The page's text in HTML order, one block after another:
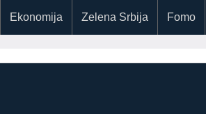
Ekonomija Zelena Srbija Fomo